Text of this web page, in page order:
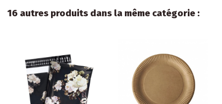
16 autres produits dans la même catégorie :